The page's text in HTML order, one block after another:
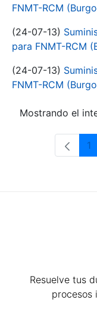
FNMT-RCM
(24-07-13)
para FNMT-RCM
(24-07-13)
FNMT-RCM
Mostrando el
1
Resuelve tus
procesos